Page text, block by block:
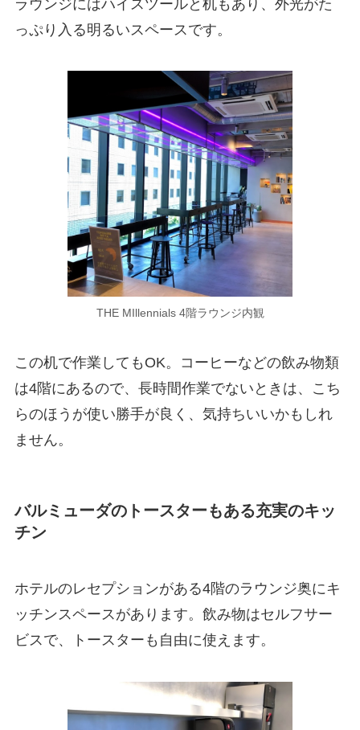
ラウンジにはハイスツールと机もあり、外光がた
っぷり入る明るいスペースです。
THE MIllennials 4階ラウンジ内観
この机で作業してもOK。コーヒーなどの飲み物類
は4階にあるので、長時間作業でないときは、こち
らのほうが使い勝手が良く、気持ちいいかもしれ
ません。
バルミューダのトースターもある充実のキッ
チン
ホテルのレセプションがある4階のラウンジ奥にキ
ッチンスペースがあります。飲み物はセルフサー
ビスで、トースターも自由に使えます。